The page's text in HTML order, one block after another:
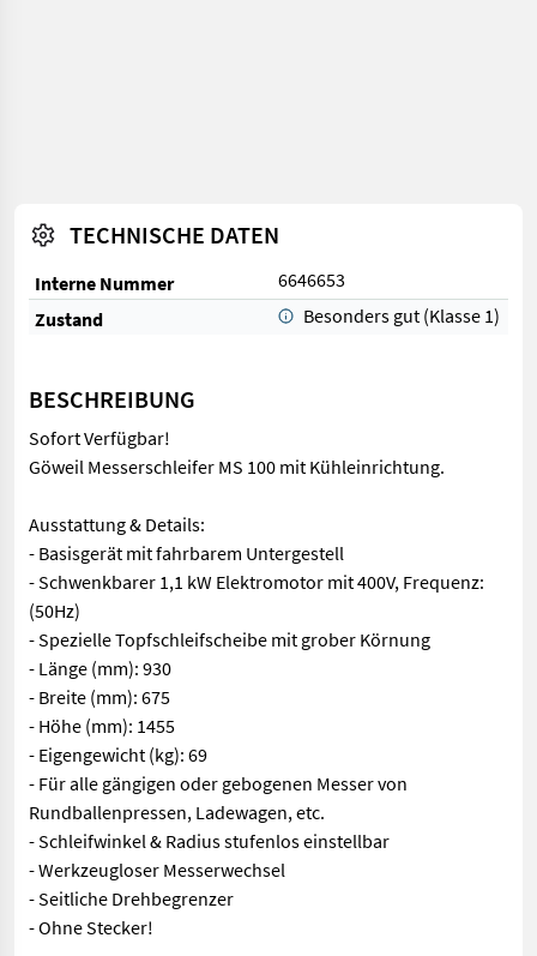
TECHNISCHE DATEN
Interne Nummer
6646653
Zustand
Besonders gut (Klasse 1)
BESCHREIBUNG
Sofort Verfügbar!
Göweil Messerschleifer MS 100 mit Kühleinrichtung.
Ausstattung & Details:
- Basisgerät mit fahrbarem Untergestell
- Schwenkbarer 1,1 kW Elektromotor mit 400V, Frequenz:
(50Hz)
- Spezielle Topfschleifscheibe mit grober Körnung
- Länge (mm): 930
- Breite (mm): 675
- Höhe (mm): 1455
- Eigengewicht (kg): 69
- Für alle gängigen oder gebogenen Messer von
Rundballenpressen, Ladewagen, etc.
- Schleifwinkel & Radius stufenlos einstellbar
- Werkzeugloser Messerwechsel
- Seitliche Drehbegrenzer
- Ohne Stecker!